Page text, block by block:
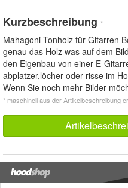
Kurzbeschreibung *
Mahagoni-Tonholz für Gitarren
genau das Holz was auf dem
den Eigenbau von einer E-
abplatzer,löcher oder risse im
Wenn Sie noch mehr Bilder
* maschinell aus der Artikelbeschreibung